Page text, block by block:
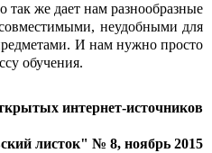
так же дает нам разнообразные
неудобными для
И нам нужно просто
обучения.
интернет-источников
листок" № 8, ноябрь 2015